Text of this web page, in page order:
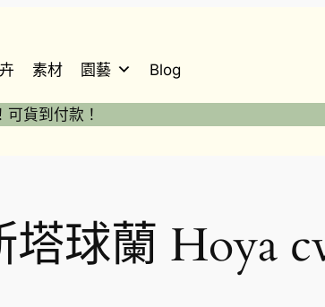
素材 園藝 Blog
貨到付款！
塔球蘭 Hoya